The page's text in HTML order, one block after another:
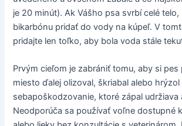
je 20 minút). Ak Vášho psa svrbí celé
bikarbónu pridať do vody na kúpeľ. V
pridajte len toľko, aby bola voda stále
Prvým cieľom je zabrániť tomu, aby si
miesto ďalej olizoval, škriabal alebo
sebapoškodzovanie, ktoré zápal udržiava
Neodporúča sa používať voľne dostupné